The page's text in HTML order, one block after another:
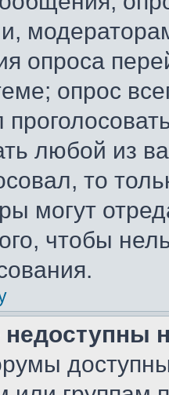
опроса
опрос
любой из
то
могут
чтобы
недоступны